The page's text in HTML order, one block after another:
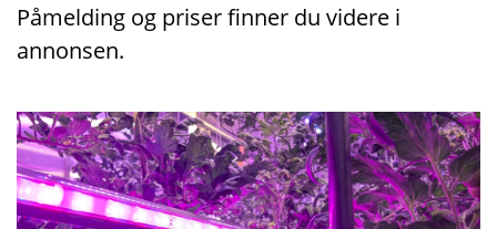
Påmelding og priser finner du videre i
annonsen.